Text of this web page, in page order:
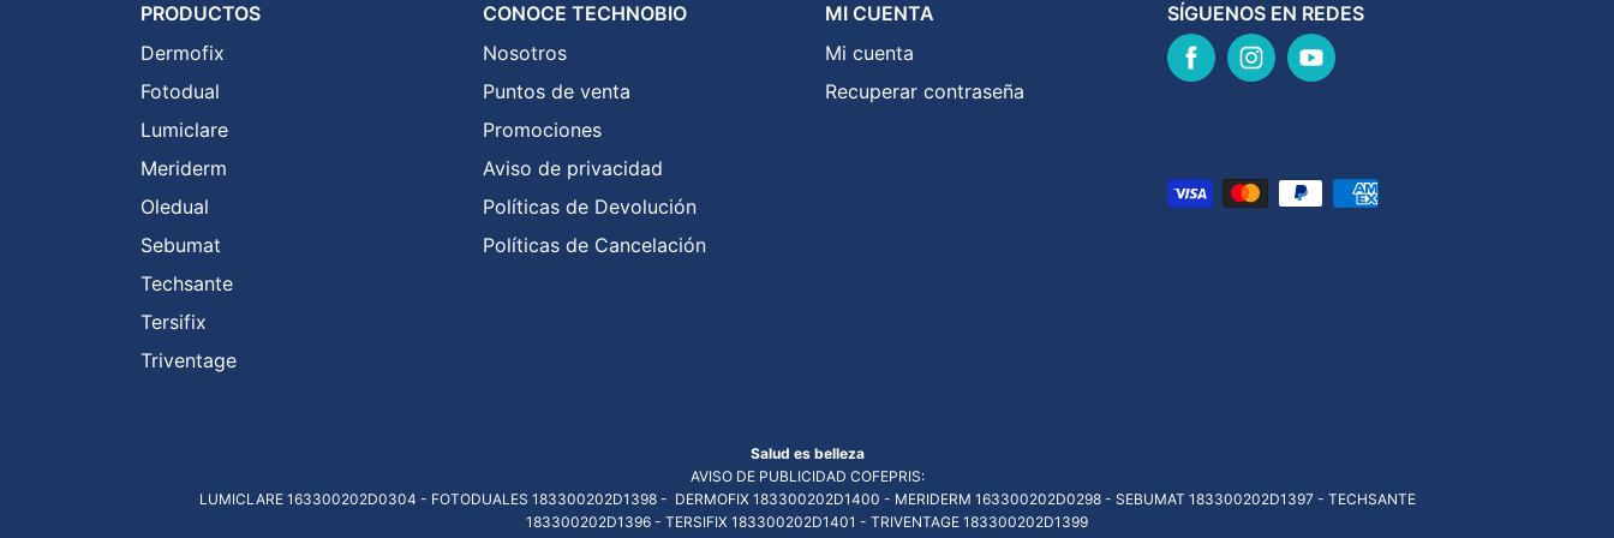
PRODUCTOS
Dermofix
Fotodual
Lumiclare
Meriderm
Oledual
Sebumat
Techsante
Tersifix
Triventage
CONOCE TECHNOBIO
Nosotros
Puntos de venta
Promociones
Aviso de privacidad
Políticas de Devolución
Políticas de Cancelación
MI CUENTA
Mi cuenta
Recuperar contraseña
SÍGUENOS EN REDES
Salud es belleza
AVISO DE PUBLICIDAD COFEPRIS:
LUMICLARE 163300202D0304 - FOTODUALES 183300202D1398 - DERMOFIX 183300202D1400 - MERIDERM 163300202D0298 - SEBUMAT 183300202D1397 - TECHSANTE
183300202D1396 - TERSIFIX 183300202D1401 - TRIVENTAGE 183300202D1399